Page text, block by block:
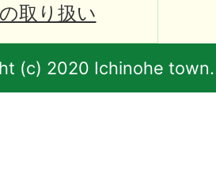
取り扱い
(c) 2020 Ichinohe